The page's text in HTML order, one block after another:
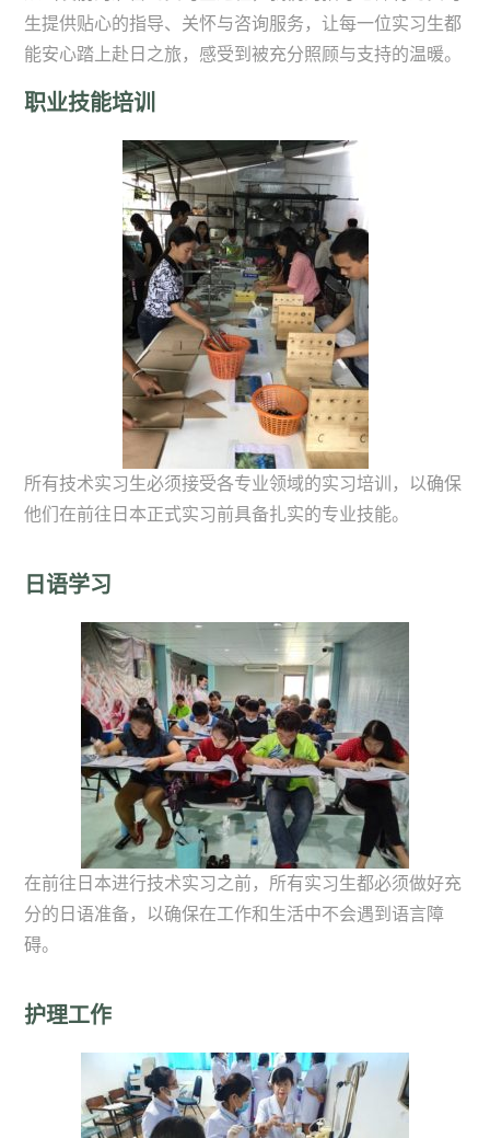
生提供贴心的指导、关怀与咨询服务，让每一位实习生都
能安心踏上赴日之旅，感受到被充分照顾与支持的温暖。
职业技能培训
所有技术实习生必须接受各专业领域的实习培训，以确保
他们在前往日本正式实习前具备扎实的专业技能。
日语学习
在前往日本进行技术实习之前，所有实习生都必须做好充
分的日语准备，以确保在工作和生活中不会遇到语言障
碍。
护理工作